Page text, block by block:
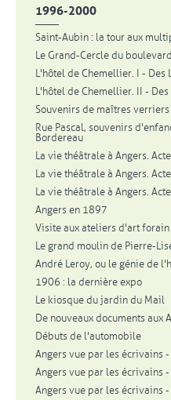
1996-2000
Saint-Aubin : la tour aux
Le Grand-Cercle du boulevard
L'hôtel de Chemellier. I - Des
L'hôtel de Chemellier. II -
Souvenirs de maîtres verriers
Rue Pascal, souvenirs
Bordereau
La vie théâtrale à Angers.
La vie théâtrale à Angers.
La vie théâtrale à Angers.
Angers en 1897
Visite aux ateliers d'art
Le grand moulin de Pierre-
André Leroy, ou le génie de
1906 : la dernière expo
Le kiosque du jardin du Mail
De nouveaux documents aux
Débuts de l'automobile
Angers vue par les écrivains -
Angers vue par les écrivains -
Angers vue par les écrivains